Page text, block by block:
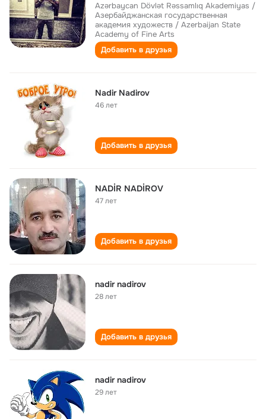
Azərbaycan Dövlət Rəssamlıq Akademiyas /
Азербайджанская государственная
академия художеств / Azerbaijan State
Academy of Fine Arts
Добавить в друзья
Nadir Nadirov
46 лет
Добавить в друзья
NADİR NADİROV
47 лет
Добавить в друзья
nadir nadirov
28 лет
Добавить в друзья
nadir nadirov
29 лет